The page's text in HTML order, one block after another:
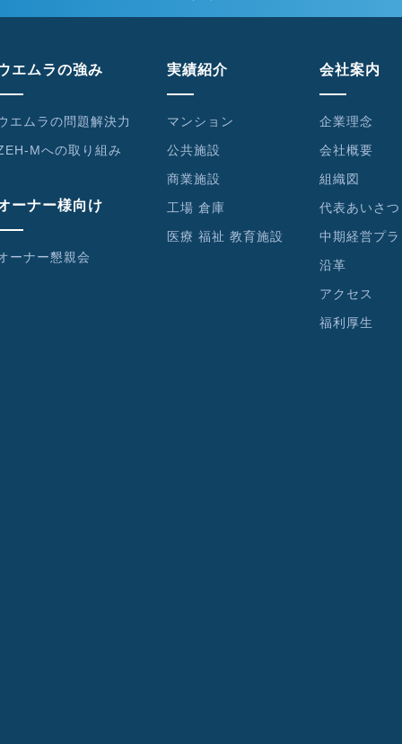
エムラの強み
エムラの問題解決力
Mへの取り組み
ーナー様向け
ーナー懇親会
実績紹介
マンション
公共施設
商業施設
工場 倉庫
医療 福祉 教育施設
会社案内
企業理念
会社概要
組織図
代表あいさつ
中期経営プ
沿革
アクセス
福利厚生